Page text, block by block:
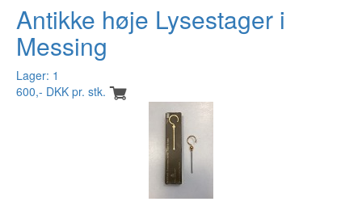
Antikke høje Lysestager i
Messing
Lager: 1
600,- DKK pr. stk.